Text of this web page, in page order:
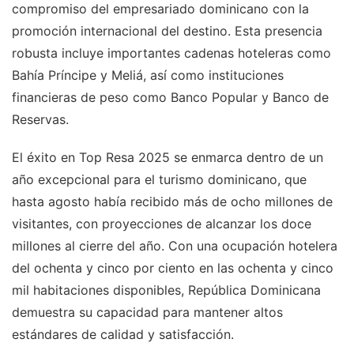
compromiso del empresariado dominicano con la
promoción internacional del destino. Esta presencia
robusta incluye importantes cadenas hoteleras como
Bahía Príncipe y Meliá, así como instituciones
financieras de peso como Banco Popular y Banco de
Reservas.
El éxito en Top Resa 2025 se enmarca dentro de un
año excepcional para el turismo dominicano, que
hasta agosto había recibido más de ocho millones de
visitantes, con proyecciones de alcanzar los doce
millones al cierre del año. Con una ocupación hotelera
del ochenta y cinco por ciento en las ochenta y cinco
mil habitaciones disponibles, República Dominicana
demuestra su capacidad para mantener altos
estándares de calidad y satisfacción.